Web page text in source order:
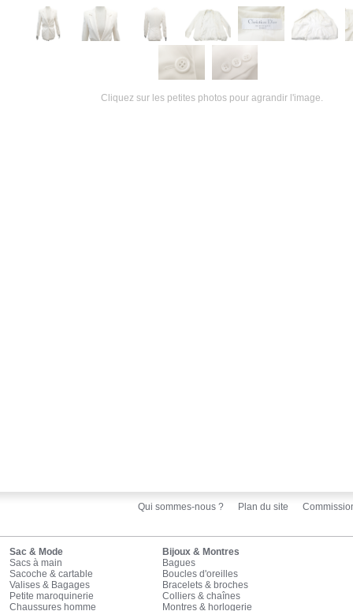
Cliquez sur les petites photos pour agrandir l'image.
Qui sommes-nous ? Plan du site
Sac & Mode
Sacs à main
Sacoche & cartable
Valises & Bagages
Petite maroquinerie
Chaussures homme
Bijoux & Montres
Bagues
Boucles d'oreilles
Bracelets & broches
Colliers & chaînes
Montres & horlogerie